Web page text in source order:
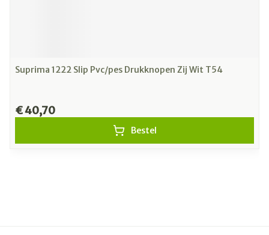
Suprima 1222 Slip Pvc/pes Drukknopen Zij Wit T54
€ 40,70
Bestel